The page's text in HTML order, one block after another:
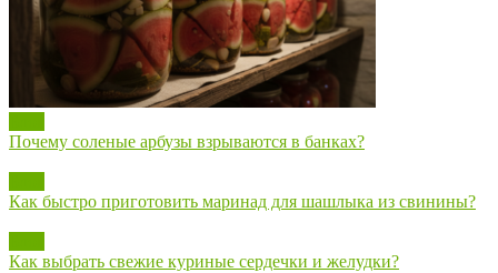
Почему соленые арбузы взрываются в банках?
Как быстро приготовить маринад для шашлыка из свинины?
Как выбрать свежие куриные сердечки и желудки?